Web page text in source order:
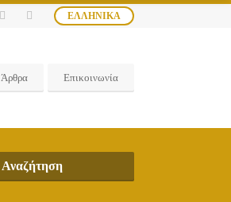
ΕΛΛΗΝΙΚΆ
Άρθρα Επικοινωνία
Αναζήτηση